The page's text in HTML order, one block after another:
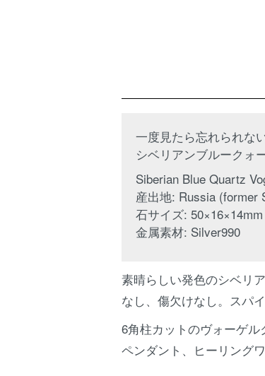
一度見たら忘れられな
シベリアンブルークォ
Siberian Blue Quartz
産出地: Russia (former
石サイズ: 50×16×14mm
金属素材: Silver990
素晴らしい発色のシベリ
なし、傷欠けなし。スパ
6角柱カットのヴォーゲ
ペンダント、ヒーリング